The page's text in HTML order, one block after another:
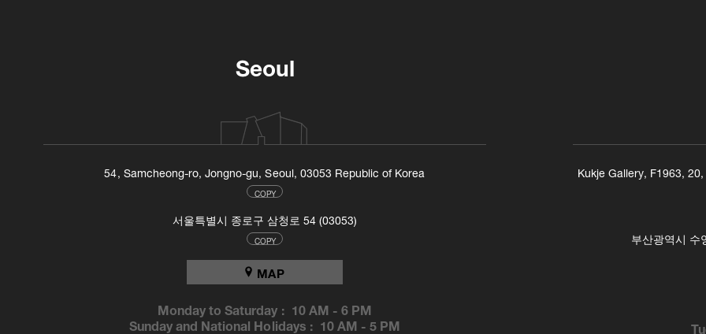
Seoul
54, Samcheong-ro, Jongno-gu, Seoul, 03053 Republic of Korea
COPY
서울특별시 종로구 삼청로 54 (03053)
COPY
MAP
Monday to Saturday : 10 AM-6 PM
Sunday and National Holidays : 10 AM-5 PM
Kukje Gallery, F1963,
부산광역시